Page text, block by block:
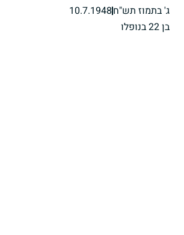
ג' בתמוז תש"ח10.7.1948
בן 22 בנופלו